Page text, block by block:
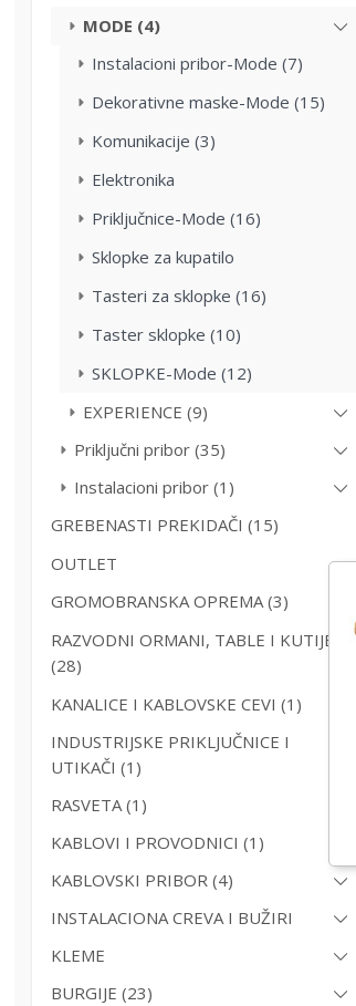
MODE (4)
Instalacioni pribor-Mode (7)
Dekorativne maske-Mode (15)
Komunikacije (3)
Elektronika
Priključnice-Mode (16)
Sklopke za kupatilo
Tasteri za sklopke (16)
Taster sklopke (10)
SKLOPKE-Mode (12)
EXPERIENCE (9)
Priključni pribor (35)
Instalacioni pribor (1)
GREBENASTI PREKIDAČI (15)
OUTLET
GROMOBRANSKA OPREMA (3)
RAZVODNI ORMANI, TABLE I KUTIJE
(28)
KANALICE I KABLOVSKE CEVI (1)
INDUSTRIJSKE PRIKLJUČNICE I
UTIKAČI (1)
RASVETA (1)
KABLOVI I PROVODNICI (1)
KABLOVSKI PRIBOR (4)
INSTALACIONA CREVA I BUŽIRI
KLEME
BURGIJE (23)